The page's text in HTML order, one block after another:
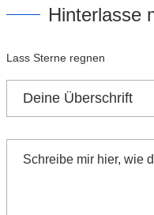
Hinterlasse
Lass Sterne regnen